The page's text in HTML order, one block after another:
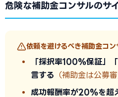
危険な補助金コンサルのサ
依頼を避けるべき補助金コン
「採択率100%保証」
言する （補助金は公募
成功報酬率が20%を超